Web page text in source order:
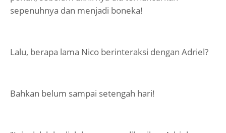
sepenuhnya dan menjadi boneka!
Lalu, berapa lama Nico berinteraksi dengan Adriel?
Bahkan belum sampai setengah hari!